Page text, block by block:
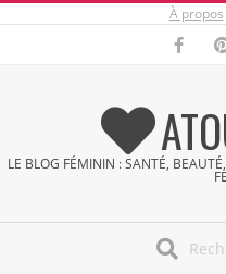
À propos
LE BLOG FÉMININ : SANTÉ,